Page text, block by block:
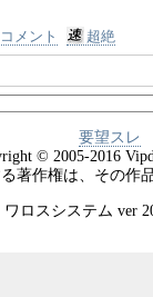
メント 超絶
要望スレ
© 2005-2016
著作権は、その作
ワロスシステム ver